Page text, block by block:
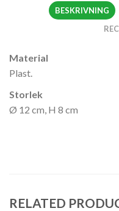
BESKRIVNING
Material
Plast.
Storlek
Ø 12 cm, H 8 cm
RELATED